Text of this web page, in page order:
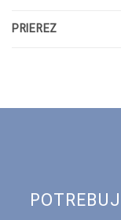
PRIEREZ